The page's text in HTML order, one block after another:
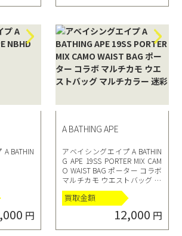
BATHIN
円
A BATHING APE
アベイシングエイプ A BATHIN
G APE 19SS PORTER MIX CAM
O WAIST BAG ポーター コラボ
マルチカモ ウエストバッグ マ
ルチカラー 迷彩
買取金額
12,000 円